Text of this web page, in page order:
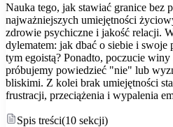
Nauka tego, jak stawiać granice bez
najważniejszych umiejętności
zdrowie psychiczne i jakość relacji.
dylematem: jak dbać o siebie i swoje
tym egoistą? Ponadto, poczucie
próbujemy powiedzieć "nie" lub
bliskimi. Z kolei brak umiejętności
frustracji, przeciążenia i wypalenia
Spis treści(10 sekcji)